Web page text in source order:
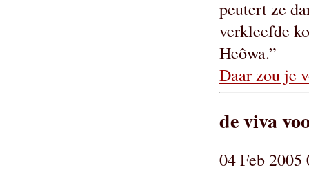
peutert ze
verkleefde
Heôwa.”
Daar zou je
de viva
04 Feb 2005